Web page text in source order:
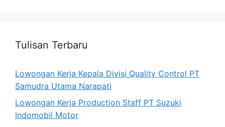
Tulisan Terbaru
Lowongan Kerja Kepala Divisi Quality Control PT
Samudra Utama Narapati
Lowongan Kerja Production Staff PT Suzuki
Indomobil Motor